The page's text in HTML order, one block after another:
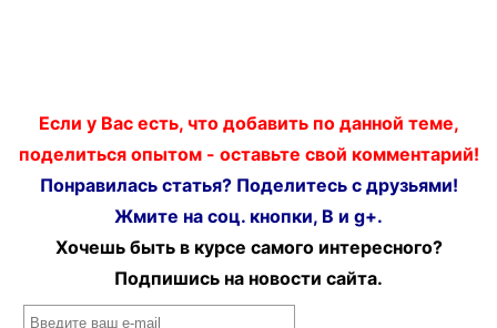
Если у Вас есть, что добавить по данной теме,
поделиться опытом - оставьте свой комментарий!
Понравилась статья? Поделитесь с друзьями!
Жмите на соц. кнопки, В и g+.
Хочешь быть в курсе самого интересного?
Подпишись на новости сайта.